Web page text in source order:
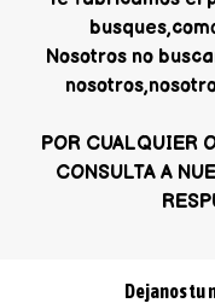
Nosotros no
POR CUALQUIER
CONSULTA A
Dejanos tu